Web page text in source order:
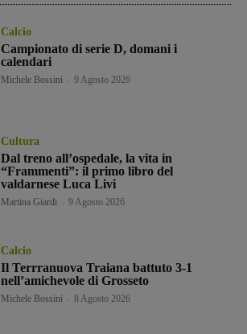
Calcio
Campionato di serie D, domani i
calendari
Michele Bossini 9 Agosto 2026
Cultura
Dal treno all’ospedale, la vita in
“Frammenti”: il primo libro del
valdarnese Luca Livi
Martina Giardi 9 Agosto 2026
Calcio
Il Terrranuova Traiana battuto 3-1
nell’amichevole di Grosseto
Michele Bossini 8 Agosto 2026